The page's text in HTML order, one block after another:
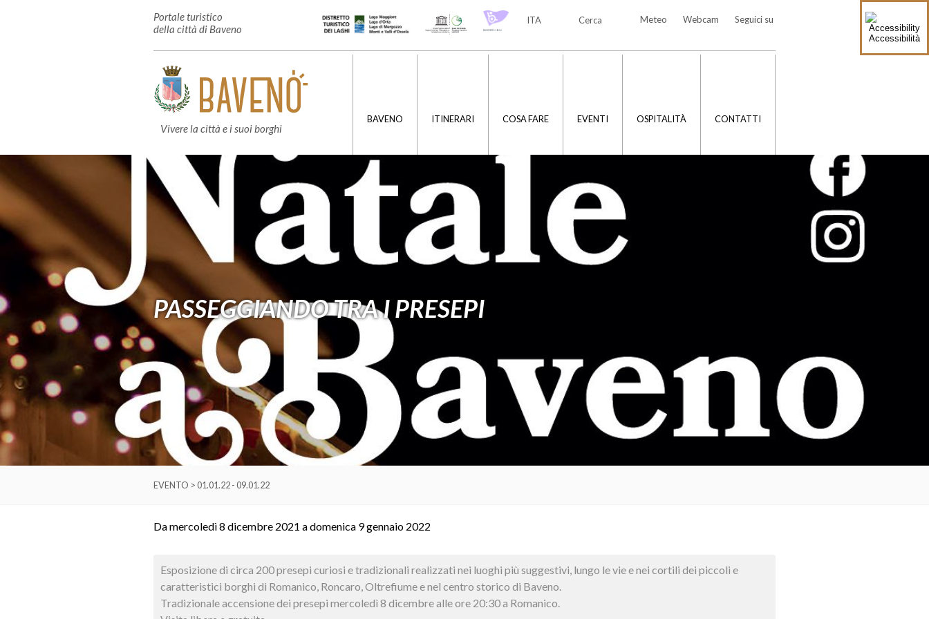
Accessibilità
Portale turistico
della città di Baveno
Seguici su
Webcam
Meteo
Cerca
ITA
Vivere la città e i suoi borghi
BAVENO ITINERARI COSA FARE EVENTI OSPITALITÀ CONTATTI
PASSEGGIANDO TRA I PRESEPI
EVENTO > 01.01.22 - 09.01.22
Da mercoledì 8 dicembre 2021 a domenica 9 gennaio 2022
Esposizione di circa 200 presepi curiosi e tradizionali realizzati nei luoghi più suggestivi, lungo le vie e nei cortili dei piccoli e
caratteristici borghi di Romanico, Roncaro, Oltrefiume e nel centro storico di Baveno.
Tradizionale accensione dei presepi mercoledì 8 dicembre alle ore 20:30 a Romanico.